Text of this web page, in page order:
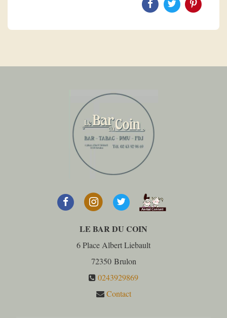
LE BAR DU COIN
6 Place Albert Liebault
72350 Brulon
0243929869
Contact